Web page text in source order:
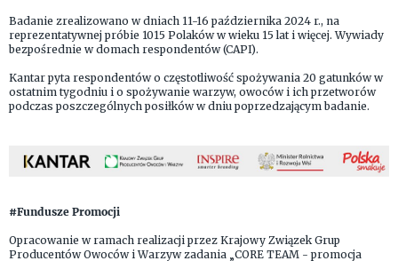
Badanie zrealizowano w dniach 11-16 października 2024 r., na
reprezentatywnej próbie 1015 Polaków w wieku 15 lat i więcej. Wywiady
bezpośrednie w domach respondentów (CAPI).
Kantar pyta respondentów o częstotliwość spożywania 20 gatunków w
ostatnim tygodniu i o spożywanie warzyw, owoców i ich przetworów
podczas poszczególnych posiłków w dniu poprzedzającym badanie.
#Fundusze Promocji
Opracowanie w ramach realizacji przez Krajowy Związek Grup
Producentów Owoców i Warzyw zadania „CORE TEAM - promocja